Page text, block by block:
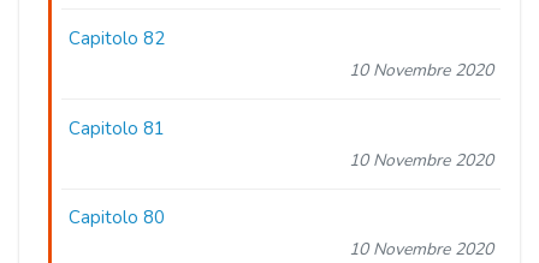
Capitolo 82
10 Novembre 2020
Capitolo 81
10 Novembre 2020
Capitolo 80
10 Novembre 2020